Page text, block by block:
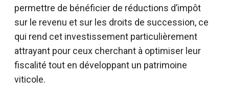
permettre de bénéficier de réductions d’impôt
sur le revenu et sur les droits de succession, ce
qui rend cet investissement particulièrement
attrayant pour ceux cherchant à optimiser leur
fiscalité tout en développant un patrimoine
viticole.